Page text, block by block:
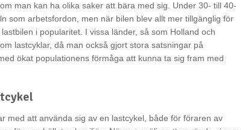
man kan ha olika saker att bära med sig. Under 30- till 40-
som arbetsfordon, men när bilen blev allt mer tillgänglig för
i popularitet. I vissa länder, så som Holland och
lastcyklar, då man också gjort stora satsningar på
ökat populationens förmåga att kunna ta sig fram med
med att använda sig av en lastcykel, både för föraren av